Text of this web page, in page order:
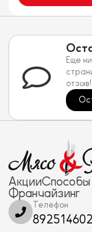
Еще
отзыв!
АкцииСпособы
Франчайзинг
Телефон